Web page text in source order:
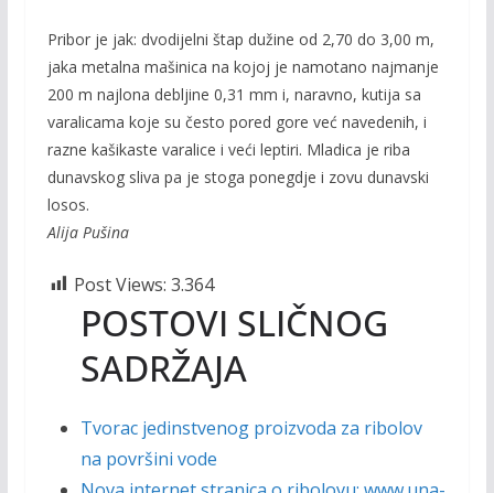
Pribor je jak: dvodijelni štap dužine od 2,70 do 3,00 m,
jaka metalna mašinica na kojoj je namotano najmanje
200 m najlona debljine 0,31 mm i, naravno, kutija sa
varalicama koje su često pored gore već navedenih, i
razne kašikaste varalice i veći leptiri. Mladica je riba
dunavskog sliva pa je stoga ponegdje i zovu dunavski
losos.
Alija Pušina
Post Views: 3.364
POSTOVI SLIČNOG
SADRŽAJA
Tvorac jedinstvenog proizvoda za ribolov
na površini vode